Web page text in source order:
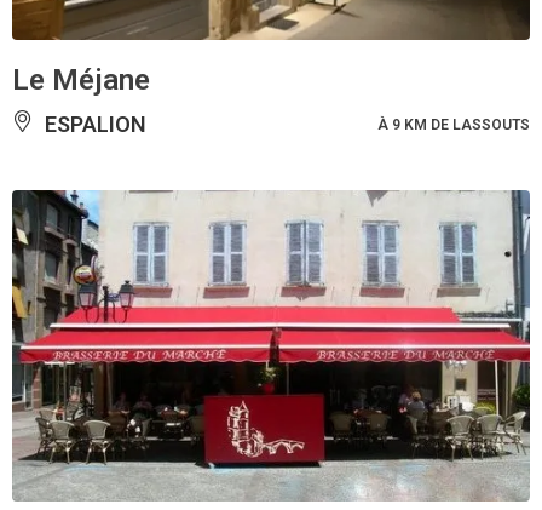
Le Méjane
ESPALION À 9 KM DE LASSOUTS